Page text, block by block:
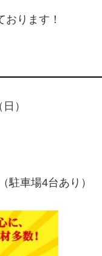
ります！
）
駐車場4台あり）